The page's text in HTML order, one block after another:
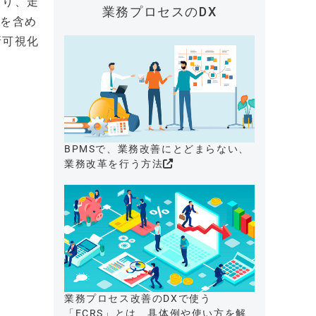
含め
視化
業務プロセスのDX
BPMSで、業務改善にとどまらない、
業務改革を行う方法
業務プロセス改善のDXで使う
「ECRS」とは、具体例や使い方を解